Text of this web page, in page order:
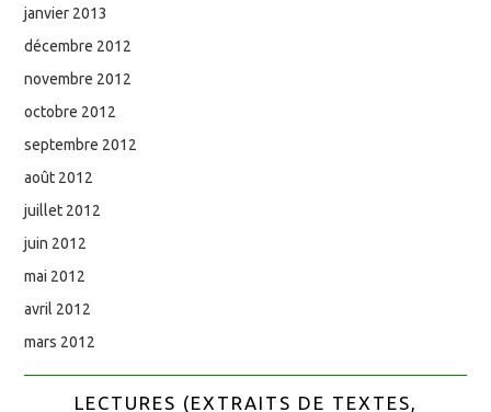
janvier 2013
décembre 2012
novembre 2012
octobre 2012
septembre 2012
août 2012
juillet 2012
juin 2012
mai 2012
avril 2012
mars 2012
LECTURES (EXTRAITS DE TEXTES,